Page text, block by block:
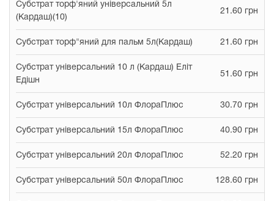
Субстрат торф'яний універсальний 5л
(Кардаш)(10)
21.60 грн
Субстрат торф"яний для пальм 5л(Кардаш) 21.60 грн
Субстрат універсальний 10 л (Кардаш) Еліт
Едішн
51.60 грн
Субстрат універсальний 10л ФлораПлюс 30.70 грн
Субстрат універсальний 15л ФлораПлюс 40.90 грн
Субстрат універсальний 20л ФлораПлюс 52.20 грн
Субстрат універсальний 50л ФлораПлюс 128.60 грн